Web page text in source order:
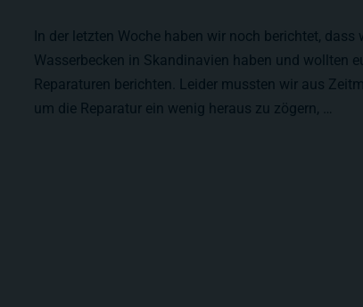
In der letzten Woche haben wir noch berichtet, dass
Wasserbecken in Skandinavien haben und wollten
Reparaturen berichten. Leider mussten wir aus
um die Reparatur ein wenig heraus zu zögern, …